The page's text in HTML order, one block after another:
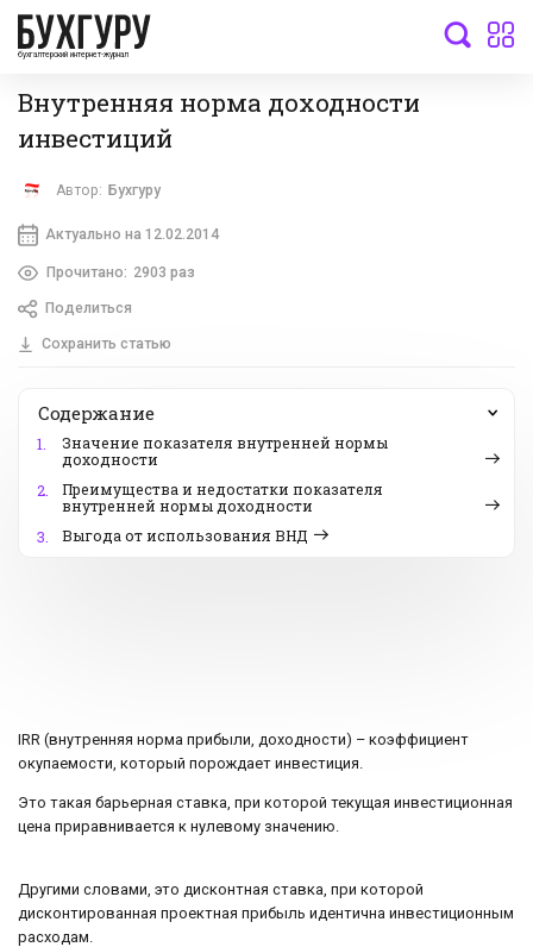
бухгалтерский интернет-журнал
Внутренняя норма доходности
инвестиций
Автор: Бухгуру
Актуально на 12.02.2014
Прочитано: 2903 раз
Поделиться
Сохранить статью
Содержание
1.
Значение показателя внутренней нормы
доходности
2.
Преимущества и недостатки показателя
внутренней нормы доходности
3.
Выгода от использования ВНД
IRR (внутренняя норма прибыли, доходности) – коэффициент
окупаемости, который порождает инвестиция.
Это такая барьерная ставка, при которой текущая инвестиционная
цена приравнивается к нулевому значению.
Другими словами, это дисконтная ставка, при которой
дисконтированная проектная прибыль идентична инвестиционным
расходам.